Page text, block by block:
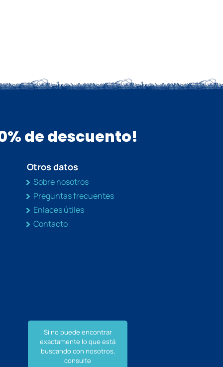
de descuento!
Otros datos
Sobre nosotros
Preguntas frecuentes
Enlaces útiles
Contacto
Si no puede encontrar
exactamente lo que está
buscando con nosotros,
consulte